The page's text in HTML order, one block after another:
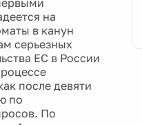
на
в канун
серьезных
ЕС в России
после девяти
по
По